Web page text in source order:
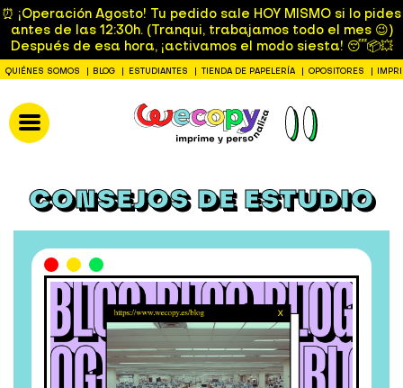
⏰ ¡Operación Agosto! Tu pedido sale HOY MISMO si lo pides
antes de las 12:30h. (Tranqui, trabajamos todo el mes 😉)
Después de esa hora, ¡activamos el modo siesta! 😴📦💥
QUIÉNES SOMOS BLOG ESTUDIANTES TIENDA DE PAPELERÍA OPOSITORES
CONSEJOS DE ESTUDIO